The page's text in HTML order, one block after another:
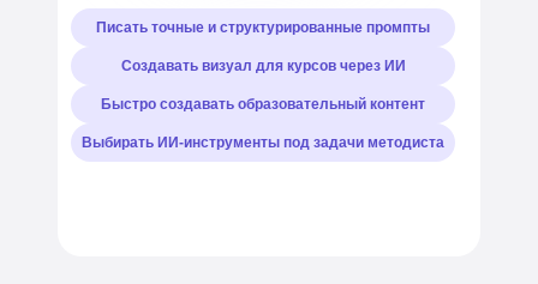
Писать точные и структурированные промпты
Создавать визуал для курсов через ИИ
Быстро создавать образовательный контент
Выбирать ИИ-инструменты под задачи методиста
–
–
–